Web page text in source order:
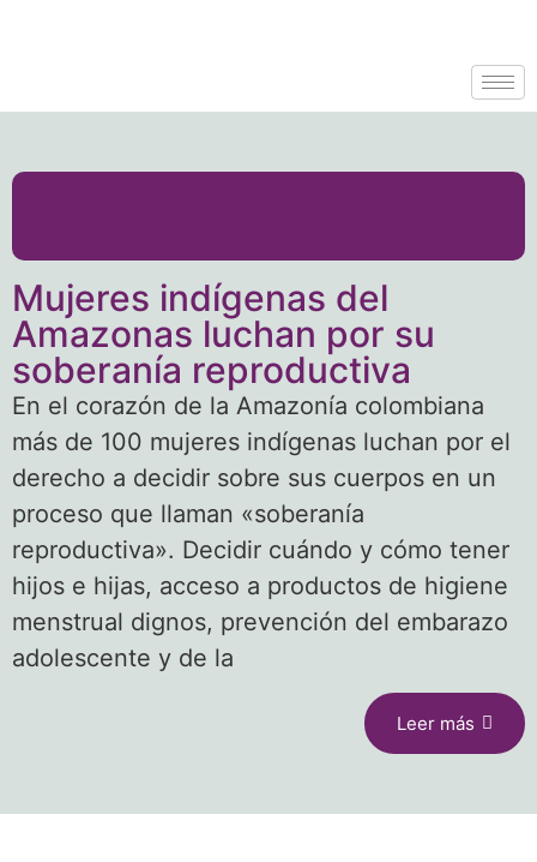
Mujeres indígenas del
Amazonas luchan por su
soberanía reproductiva
En el corazón de la Amazonía colombiana
más de 100 mujeres indígenas luchan por el
derecho a decidir sobre sus cuerpos en un
proceso que llaman «soberanía
reproductiva». Decidir cuándo y cómo tener
hijos e hijas, acceso a productos de higiene
menstrual dignos, prevención del embarazo
adolescente y de la
Leer más